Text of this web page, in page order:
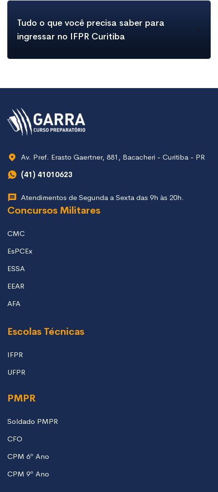
Tudo o que você precisa saber para
ingressar no IFPR Curitiba
Av. Pref. Erasto Gaertner, 881, Bacacheri - Curitiba - PR
(41) 41010623
Atendimentos de Segunda a Sexta das 9h às 20h.
Concursos Militares
CMC
EsPCEx
ESSA
EEAR
AFA
Escolas Técnicas
IFPR
UFPR
PMPR
Soldado PMPR
CFO
CPM 6º Ano
CPM 9º Ano